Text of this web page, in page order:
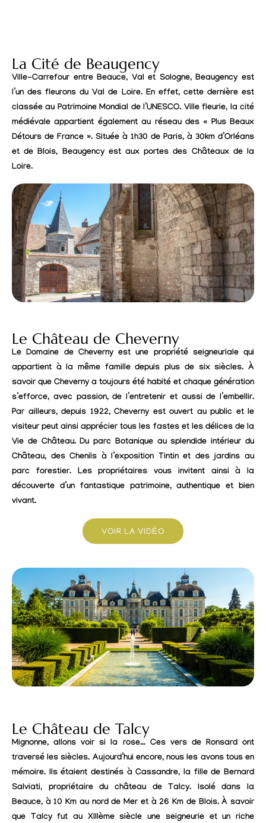
La Cité de Beaugency
Ville-Carrefour entre Beauce, Val et Sologne, Beaugency est
l’un des fleurons du Val de Loire. En effet, cette dernière est
classée au Patrimoine Mondial de l’UNESCO. Ville fleurie, la cité
médiévale appartient également au réseau des « Plus Beaux
Détours de France ». Située à 1h30 de Paris, à 30km d’Orléans
et de Blois, Beaugency est aux portes des Châteaux de la
Loire.
Le Château de Cheverny
Le Domaine de Cheverny est une propriété seigneuriale qui
appartient à la même famille depuis plus de six siècles. À
savoir que Cheverny a toujours été habité et chaque génération
s’efforce, avec passion, de l’entretenir et aussi de l’embellir.
Par ailleurs, depuis 1922, Cheverny est ouvert au public et le
visiteur peut ainsi apprécier tous les fastes et les délices de la
Vie de Château. Du parc Botanique au splendide intérieur du
Château, des Chenils à l’exposition Tintin et des jardins au
parc forestier. Les propriétaires vous invitent ainsi à la
découverte d’un fantastique patrimoine, authentique et bien
vivant.
VOIR LA VIDÉO
Le Château de Talcy
Mignonne, allons voir si la rose… Ces vers de Ronsard ont
traversé les siècles. Aujourd’hui encore, nous les avons tous en
mémoire. Ils étaient destinés à Cassandre, la fille de Bernard
Salviati, propriétaire du château de Talcy. Isolé dans la
Beauce, à 10 Km au nord de Mer et à 26 Km de Blois. À savoir
que Talcy fut au XIIIème siècle une seigneurie et un riche